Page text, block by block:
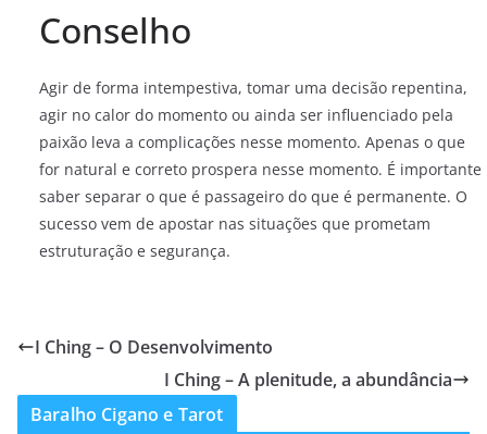
Conselho
Agir de forma intempestiva, tomar uma decisão repentina,
agir no calor do momento ou ainda ser influenciado pela
paixão leva a complicações nesse momento. Apenas o que
for natural e correto prospera nesse momento. É importante
saber separar o que é passageiro do que é permanente. O
sucesso vem de apostar nas situações que prometam
estruturação e segurança.
I Ching – O Desenvolvimento
I Ching – A plenitude, a abundância
Baralho Cigano e Tarot